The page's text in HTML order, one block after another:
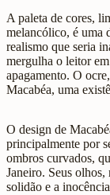
A paleta de cores,
melancólico, é uma
realismo que seria
mergulha o leitor
apagamento. O
Macabéa, uma
O design de
principalmente por
ombros curvados,
Janeiro. Seus
solidão e a